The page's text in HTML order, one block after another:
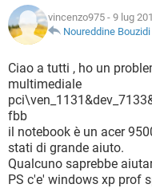
TIKTOK
HARDWARE
INSTAGRAM
TIKTOK
HARDWARE
INTRATTENIMENTO
iOS
INSTAGRAM
TIKTOK
HARDWARE
COVID-19
INTRATTENIMENTO
iOS
INSTAGRAM
TIKTOK
HARDWARE
GLOSSARIO
COVID-19
INTRATTENIMENTO
iOS
INSTAGRAM
TIKTOK
vincenzo975 - 9 lug
Noureddine Bouzidi
Ciao a tutti , ho un
multimediale
fbb
il notebook è un acer
stati di grande aiuto.
Qualcuno saprebbe
PS c'e' windows xp prof